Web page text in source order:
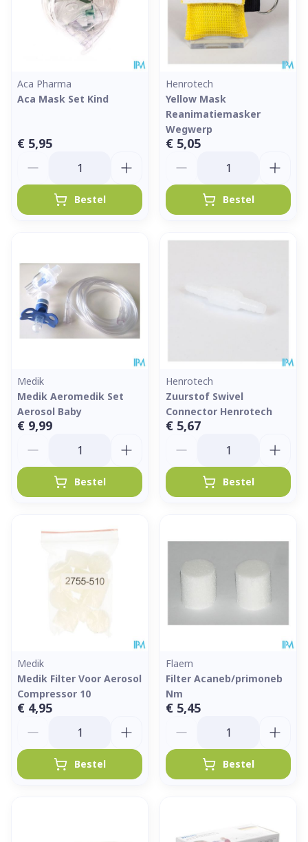
Aca Pharma
Aca Mask Set Kind
€ 5,95
Bestel
Henrotech
Yellow Mask
Reanimatiemasker
Wegwerp
€ 5,05
Bestel
Medik
Medik Aeromedik Set
Aerosol Baby
€ 9,99
Bestel
Henrotech
Zuurstof Swivel
Connector Henrotech
€ 5,67
Bestel
Medik
Medik Filter Voor Aerosol
Compressor 10
€ 4,95
Bestel
Flaem
Filter Acaneb/primoneb
Nm
€ 5,45
Bestel